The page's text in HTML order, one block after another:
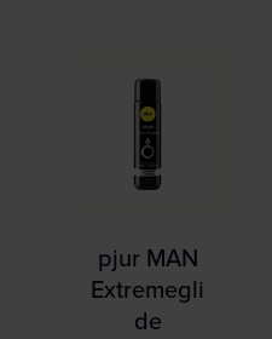
pjur MAN
Extremegli
de